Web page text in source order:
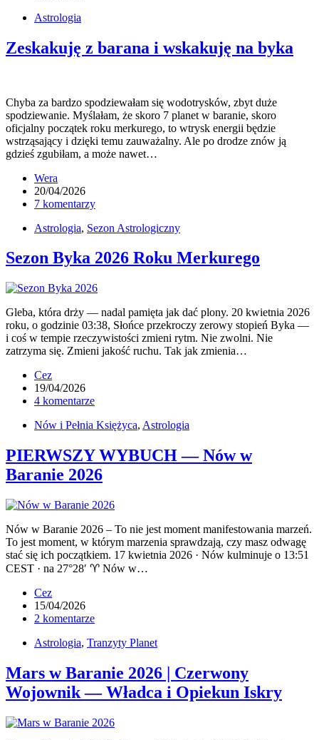
Astrologia
Zeskakuję z barana i wskakuję na byka
Chyba za bardzo spodziewałam się wodotrysków, zbyt duże
spodziewanie. Myślałam, że skoro 7 planet w baranie, skoro
oficjalny początek roku merkurego, to wtrysk energii będzie
wstrząsający i dzięki temu zauważalny. Ale po drodze znów ją
gdzieś zgubiłam, a może nawet…
Wera
20/04/2026
7 komentarzy
Astrologia, Sezon Astrologiczny
Sezon Byka 2026 Roku Merkurego
Gleba, która drży — nadal pamięta jak dać plony. 20 kwietnia 2026
roku, o godzinie 03:38, Słońce przekroczy zerowy stopień Byka —
i coś w tempie rzeczywistości zmieni rytm. Nie zwolni. Nie
zatrzyma się. Zmieni jakość ruchu. Tak jak zmienia…
Cez
19/04/2026
4 komentarze
Nów i Pełnia Księżyca, Astrologia
PIERWSZY WYBUCH — Nów w
Baranie 2026
Nów w Baranie 2026 – To nie jest moment manifestowania marzeń.
To jest moment, w którym marzenia sprawdzają, czy masz odwagę
stać się ich początkiem. 17 kwietnia 2026 · Nów kulminuje o 13:51
CEST · na 27°28′ ♈ Nów w…
Cez
15/04/2026
2 komentarze
Astrologia, Tranzyty Planet
Mars w Baranie 2026 | Czerwony
Wojownik — Władca i Opiekun Iskry